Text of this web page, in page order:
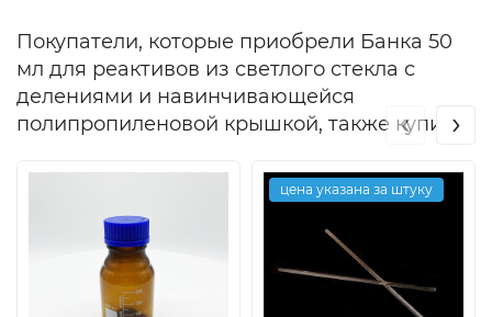
Покупатели, которые приобрели Банка 50
мл для реактивов из светлого стекла с
делениями и навинчивающейся
полипропиленовой крышкой, также купили
цена указана за штуку
‹ ›